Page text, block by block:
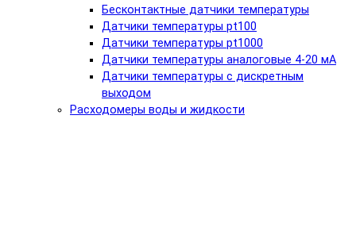
Бесконтактные датчики температуры
Датчики температуры pt100
Датчики температуры pt1000
Датчики температуры аналоговые 4-20 мА
Датчики температуры с дискретным
выходом
Расходомеры воды и жидкости